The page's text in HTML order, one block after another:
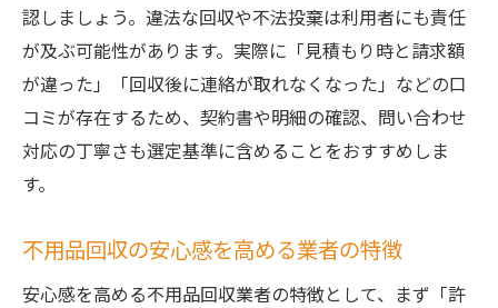
認しましょう。違法な回収や不法投棄は利用者にも責任
が及ぶ可能性があります。実際に「見積もり時と請求額
が違った」「回収後に連絡が取れなくなった」などの口
コミが存在するため、契約書や明細の確認、問い合わせ
対応の丁寧さも選定基準に含めることをおすすめしま
す。
不用品回収の安心感を高める業者の特徴
安心感を高める不用品回収業者の特徴として、まず「許